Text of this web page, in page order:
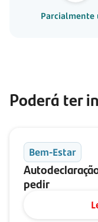
Poderá ter
Bem-Estar
pedir